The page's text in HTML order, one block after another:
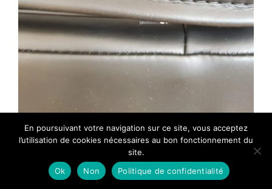
Verdict : faut-il acheter
Secretlab Titan Evo 2022
ou Titan 2020 ?
En poursuivant votre navigation sur ce site, vous acceptez
l’utilisation de cookies nécessaires au bon fonctionnement du
site.
Ok
Non Politique de confidentialité